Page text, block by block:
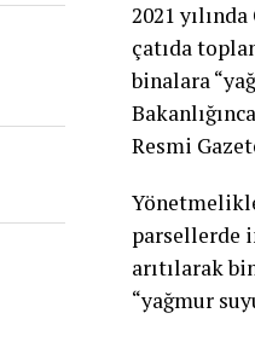
2021
çatıda
binalara
Resmi
parsellerde
arıtılarak
“yağmur